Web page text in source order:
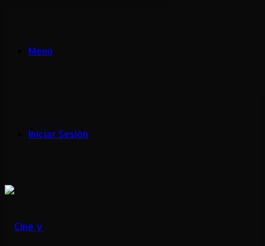
Menú
Iniciar Sesión